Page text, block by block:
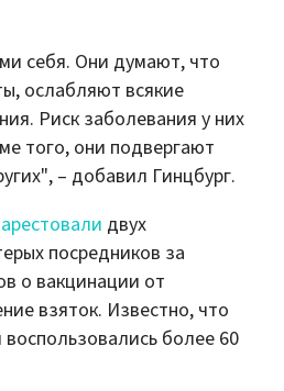
себя. Они думают, что
ослабляют всякие
Риск заболевания у них
того, они подвергают
– добавил Гинцбург.
арестовали двух
посредников за
о вакцинации от
взяток. Известно, что
более 60